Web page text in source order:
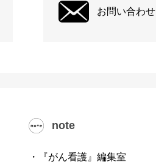
お問い合わせ
note
・『がん看護』編集室